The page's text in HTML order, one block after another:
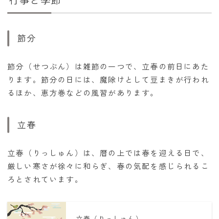
節分
節分（せつぶん）は雑節の一つで、立春の前日にあた
ります。節分の日には、魔除けとして豆まきが行われ
るほか、恵方巻などの風習があります。
立春
立春（りっしゅん）は、暦の上では春を迎える日で、
厳しい寒さが徐々に和らぎ、春の気配を感じられるこ
ろとされています。